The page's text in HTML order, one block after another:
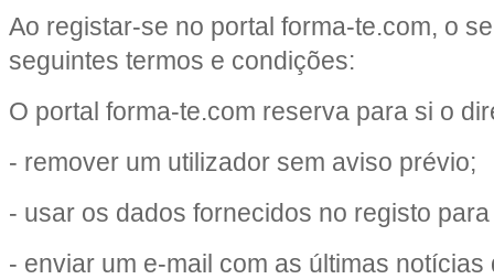
Ao registar-se no portal forma-te.com, o
seguintes termos e condições:
O portal forma-te.com reserva para si o
- remover um utilizador sem aviso prévio;
- usar os dados fornecidos no registo
- enviar um e-mail com as últimas